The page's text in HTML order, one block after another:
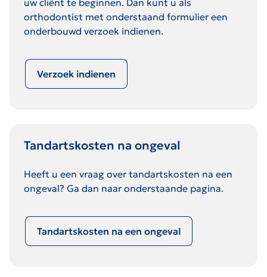
orthodontist met onderstaand formulier een
onderbouwd verzoek indienen.
Verzoek indienen
Tandartskosten na ongeval
Heeft u een vraag over tandartskosten na een
ongeval? Ga dan naar onderstaande pagina.
Tandartskosten na een ongeval